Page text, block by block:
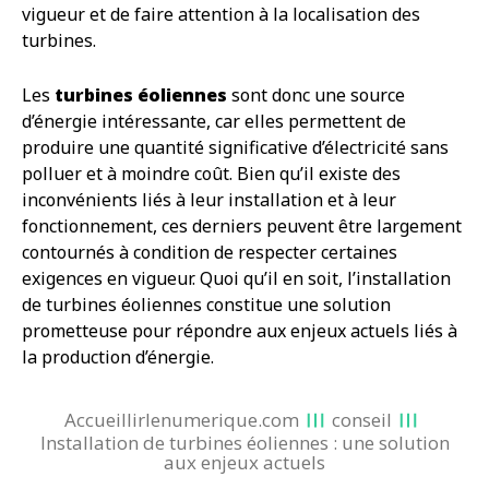
vigueur et de faire attention à la localisation des
turbines.
Les turbines éoliennes sont donc une source
d’énergie intéressante, car elles permettent de
produire une quantité significative d’électricité sans
polluer et à moindre coût. Bien qu’il existe des
inconvénients liés à leur installation et à leur
fonctionnement, ces derniers peuvent être largement
contournés à condition de respecter certaines
exigences en vigueur. Quoi qu’il en soit, l’installation
de turbines éoliennes constitue une solution
prometteuse pour répondre aux enjeux actuels liés à
la production d’énergie.
Accueillirlenumerique.com
conseil
Installation de turbines éoliennes : une solution
aux enjeux actuels